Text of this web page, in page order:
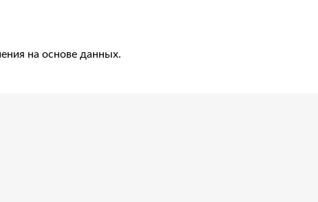
на основе данных.